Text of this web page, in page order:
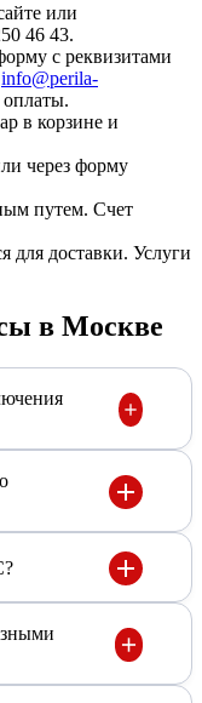
или
46 43.
с реквизитами
info@perila-
оплаты.
в корзине и
через форму
путем. Счет
для доставки. Услуги
в Москве